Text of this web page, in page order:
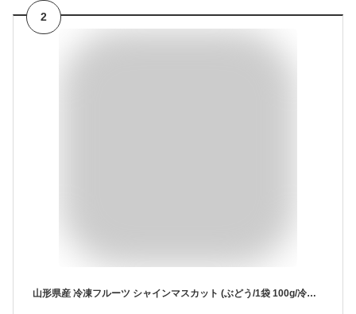
2
山形県産 冷凍フルーツ シャインマスカット (ぶどう/1袋 100g/冷凍便)国産 個包装 fulfull fui full フローズンフルーツ 冷凍果物 冷凍フルーツ 無添加 無着色 ギフト 贈り物 お祝い プレゼント シャーベット 果物 フルーツ スイーツ 送料無料 お取り寄せ